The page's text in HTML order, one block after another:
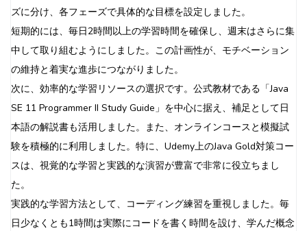
ズに分け、各フェーズで具体的な目標を設定しました。
短期的には、毎日2時間以上の学習時間を確保し、週末はさらに集
中して取り組むようにしました。この計画性が、モチベーション
の維持と着実な進歩につながりました。
次に、効率的な学習リソースの選択です。公式教材である「Java
SE 11 Programmer II Study Guide」を中心に据え、補足として日
本語の解説書も活用しました。また、オンラインコースと模擬試
験を積極的に利用しました。特に、Udemy上のJava Gold対策コー
スは、視覚的な学習と実践的な演習が豊富で非常に役立ちまし
た。
実践的な学習方法として、コーディング練習を重視しました。毎
日少なくとも1時間は実際にコードを書く時間を設け、学んだ概念